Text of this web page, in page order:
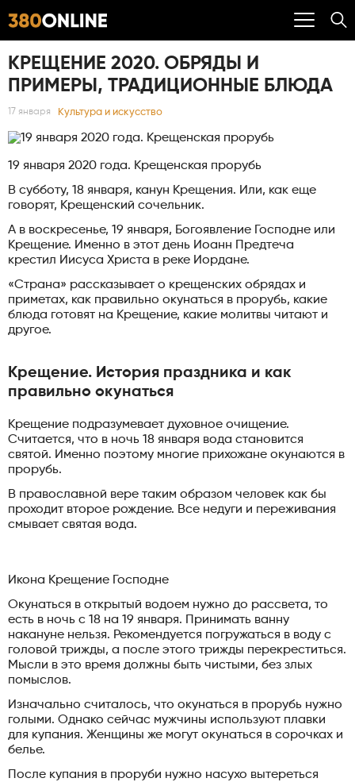
КРЕЩЕНИЕ 2020. ОБРЯДЫ И
ПРИМЕРЫ, ТРАДИЦИОННЫЕ БЛЮДА
17 января Культура и искусство
19 января 2020 года. Крещенская прорубь
В субботу, 18 января, канун Крещения. Или, как еще
говорят, Крещенский сочельник.
А в воскресенье, 19 января, Богоявление Господне или
Крещение. Именно в этот день Иоанн Предтеча
крестил Иисуса Христа в реке Иордане.
«Страна» рассказывает о крещенских обрядах и
приметах, как правильно окунаться в прорубь, какие
блюда готовят на Крещение, какие молитвы читают и
другое.
Крещение. История праздника и как
правильно окунаться
Крещение подразумевает духовное очищение.
Считается, что в ночь 18 января вода становится
святой. Именно поэтому многие прихожане окунаются в
прорубь.
В православной вере таким образом человек как бы
проходит второе рождение. Все недуги и переживания
смывает святая вода.
Икона Крещение Господне
Окунаться в открытый водоем нужно до рассвета, то
есть в ночь с 18 на 19 января. Принимать ванну
накануне нельзя. Рекомендуется погружаться в воду с
головой трижды, а после этого трижды перекреститься.
Мысли в это время должны быть чистыми, без злых
помыслов.
Изначально считалось, что окунаться в прорубь нужно
голыми. Однако сейчас мужчины используют плавки
для купания. Женщины же могут окунаться в сорочках и
белье.
После купания в проруби нужно насухо вытереться